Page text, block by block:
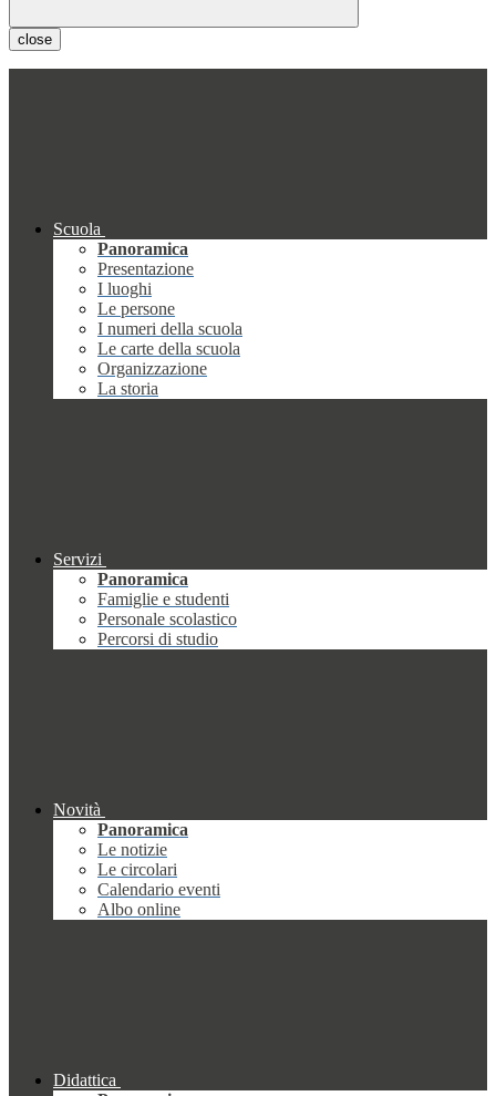
close
Scuola
Panoramica
Presentazione
I luoghi
Le persone
I numeri della scuola
Le carte della scuola
Organizzazione
La storia
Servizi
Panoramica
Famiglie e studenti
Personale scolastico
Percorsi di studio
Novità
Panoramica
Le notizie
Le circolari
Calendario eventi
Albo online
Didattica